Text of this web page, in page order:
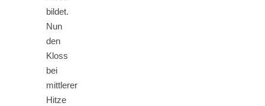
bildet.
Nun
den
Kloss
bei
mittlerer
Hitze